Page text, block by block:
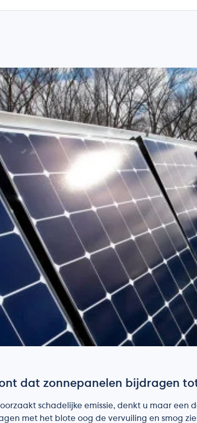
dat zonnepanelen bijdragen
schadelijke emissie, denkt u maar
met het blote oog de vervuiling en smog